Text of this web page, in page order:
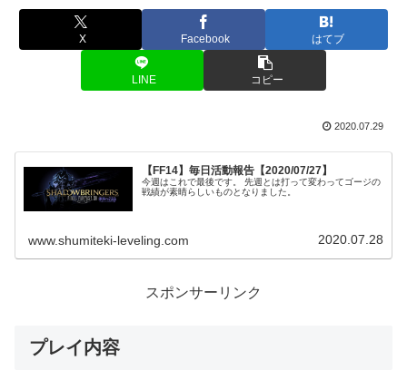
X Facebook はてブ
LINE コピー
2020.07.29
【FF14】毎日活動報告【2020/07/27】
今週はこれで最後です。 先週とは打って変わってゴージの
戦績が素晴らしいものとなりました。
www.shumiteki-leveling.com 2020.07.28
スポンサーリンク
プレイ内容